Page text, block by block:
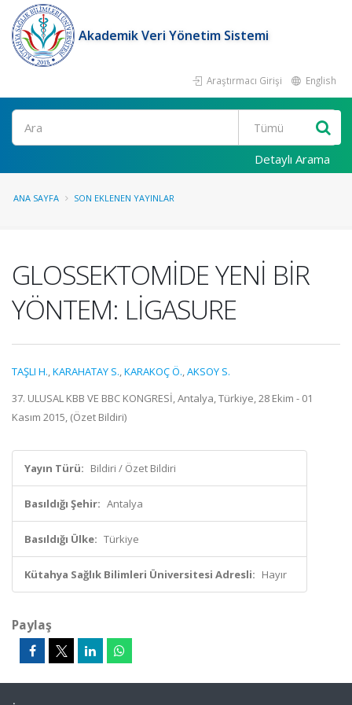
Akademik Veri Yönetim Sistemi
Araştırmacı Girişi English
Ara
Detaylı Arama
ANA SAYFA SON EKLENEN YAYINLAR
GLOSSEKTOMİDE YENİ BİR
YÖNTEM: LİGASURE
TAŞLI H.,KARAHATAY S.,KARAKOÇ Ö.,AKSOY S.
37. ULUSAL KBB VE BBC KONGRESİ, Antalya, Türkiye, 28 Ekim - 01
Kasım 2015, (Özet Bildiri)
Yayın Türü: Bildiri / Özet Bildiri
Basıldığı Şehir: Antalya
Basıldığı Ülke: Türkiye
Kütahya Sağlık Bilimleri Üniversitesi Adresli: Hayır
Paylaş